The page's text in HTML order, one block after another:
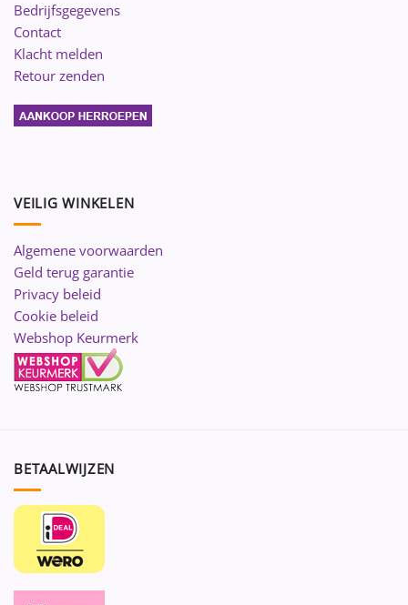
Bedrijfsgegevens
Contact
Klacht melden
Retour zenden
VEILIG WINKELEN
Algemene voorwaarden
Geld terug garantie
Privacy beleid
Cookie beleid
Webshop Keurmerk
BETAALWIJZEN